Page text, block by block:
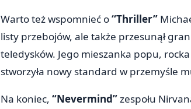
Warto też wspomnieć o“Thriller”
listy przebojów, ale także przesunął
teledysków. Jego mieszanka popu,
stworzyła nowy standard w przemyśle
Na koniec, “Nevermind”zespołu